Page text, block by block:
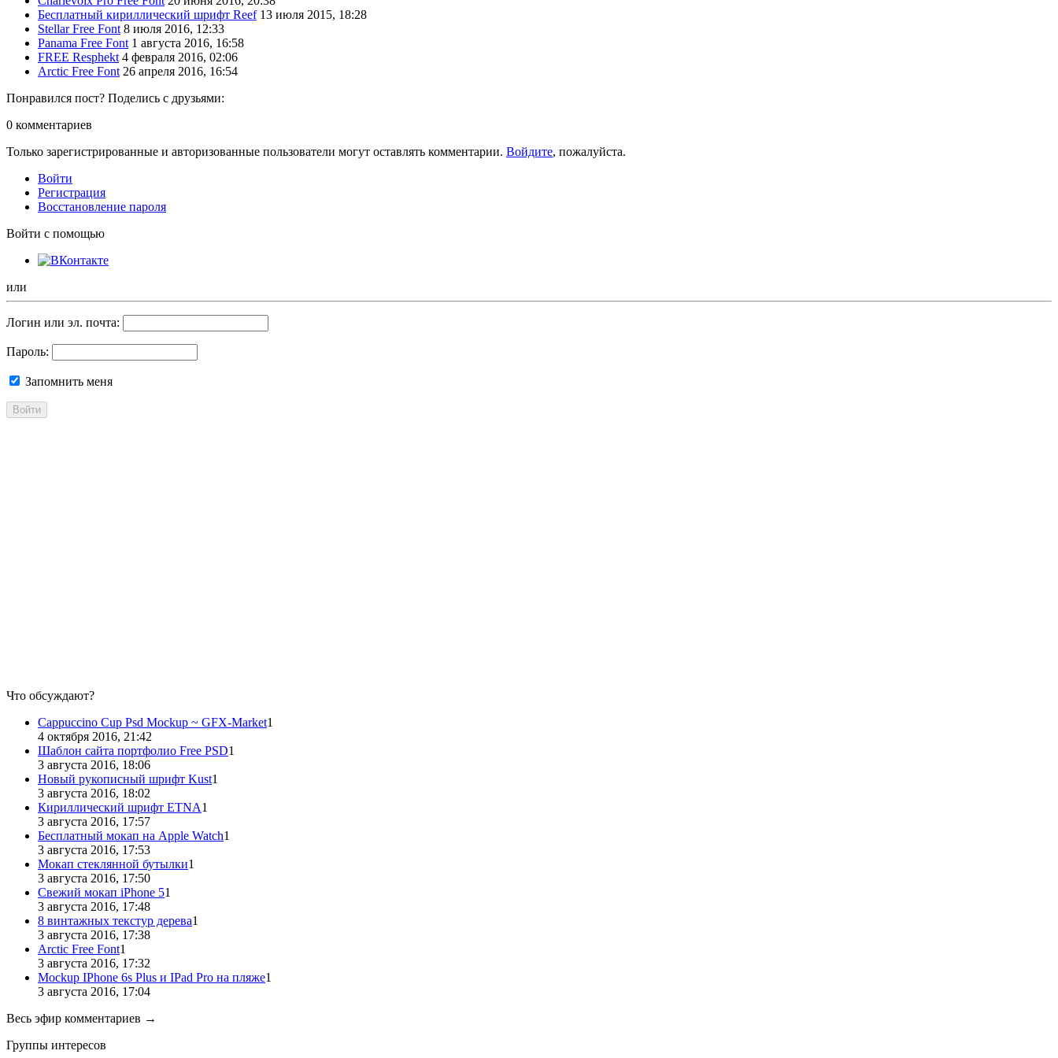
Бесплатный кириллический шрифт Reef 13 июля 2015, 18:28
Stellar Free Font 8 июля 2016, 12:33
Panama Free Font 1 августа 2016, 16:58
FREE Resphekt 4 февраля 2016, 02:06
Arctic Free Font 26 апреля 2016, 16:54
Понравился пост? Поделись с друзьями:
0 комментариев
Только зарегистрированные и авторизованные пользователи могут оставлять комментарии. Войдите, пожалуйста.
Войти
Регистрация
Восстановление пароля
Войти с помощью
или
Логин или эл. почта:
Пароль:
Запомнить меня
Войти
Что обсуждают?
Cappuccino Cup Psd Mockup ~ GFX-Market1
4 октября 2016, 21:42
Шаблон сайта портфолио Free PSD1
3 августа 2016, 18:06
Новый рукописный шрифт Kust1
3 августа 2016, 18:02
Кириллический шрифт ETNA1
3 августа 2016, 17:57
Бесплатный мокап на Apple Watch1
3 августа 2016, 17:53
Мокап стеклянной бутылки1
3 августа 2016, 17:50
Свежий мокап iPhone 51
3 августа 2016, 17:48
8 винтажных текстур дерева1
3 августа 2016, 17:38
Arctic Free Font1
3 августа 2016, 17:32
Mockup IPhone 6s Plus и IPad Pro на пляже1
3 августа 2016, 17:04
Весь эфир комментариев →
Группы интересов